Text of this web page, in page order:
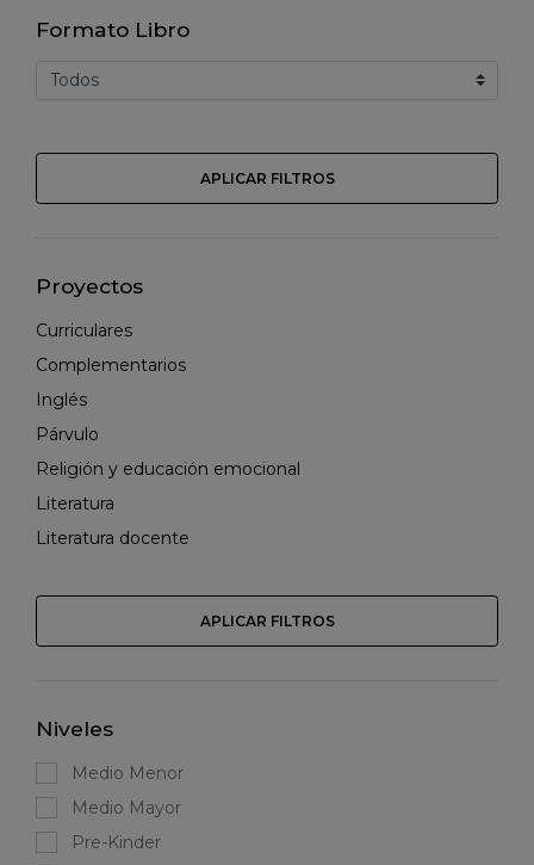
Formato Libro
APLICAR FILTROS
Proyectos
Curriculares
Complementarios
Inglés
Párvulo
Religión y educación emocional
Literatura
Literatura docente
APLICAR FILTROS
Niveles
Medio Menor
Medio Mayor
Pre-Kinder